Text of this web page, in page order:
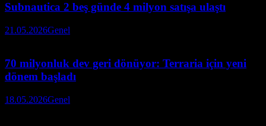
Subnautica 2 beş günde 4 milyon satışa ulaştı
21.05.2026Genel
70 milyonluk dev geri dönüyor: Terraria için yeni
dönem başladı
18.05.2026Genel